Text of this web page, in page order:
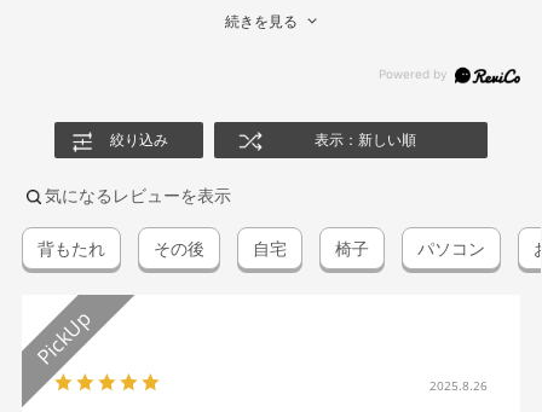
続きを見る
絞り込み 表示：新しい順
気になるレビューを表示
背もたれ その後 自宅 椅子 パソコン
2025.8.26